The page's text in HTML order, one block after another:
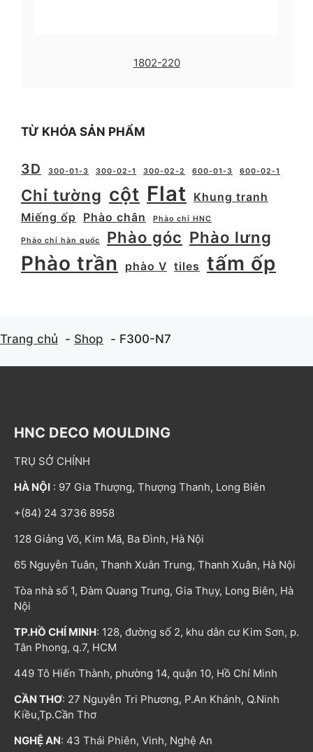
1802-220
TỪ KHÓA SẢN PHẨM
3D 300-01-3 300-02-1 300-02-2 600-01-3 600-02-1
Chỉ tường cột Flat
Khung tranh
Miếng ốp
Phào chân Phào chỉ HNC
Phào chỉ hàn quốc Phào góc Phào lưng
Phào trần phào V tiles tấm ốp
Trang chủ Shop F300-N7
HNC DECO MOULDING
TRỤ SỞ CHÍNH
HÀ NỘI : 97 Gia Thượng, Thượng Thanh, Long Biên
+(84) 24 3736 8958
128 Giảng Võ, Kim Mã, Ba Đình, Hà Nội
65 Nguyễn Tuân, Thanh Xuân Trung, Thanh Xuân, Hà Nội
Tòa nhà số 1, Đàm Quang Trung, Gia Thụy, Long Biên, Hà
Nội
TP.HỒ CHÍ MINH: 128, đường số 2, khu dân cư Kim Sơn, p.
Tân Phong, q.7, HCM
449 Tô Hiến Thành, phường 14, quận 10, Hồ Chí Minh
CẦN THƠ: 27 Nguyễn Tri Phương, P.An Khánh, Q.Ninh
Kiều,Tp.Cần Thơ
NGHỆ AN: 43 Thái Phiên, Vinh, Nghệ An